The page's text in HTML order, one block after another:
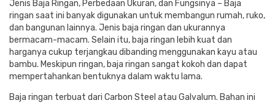
Jenis Baja Ringan, Perbedaan Ukuran, dan Fungsinya – Baja
ringan saat ini banyak digunakan untuk membangun rumah, ruko,
dan bangunan lainnya. Jenis baja ringan dan ukurannya
bermacam-macam. Selain itu, baja ringan lebih kuat dan
harganya cukup terjangkau dibanding menggunakan kayu atau
bambu. Meskipun ringan, baja ringan sangat kokoh dan dapat
mempertahankan bentuknya dalam waktu lama.
Baja ringan terbuat dari Carbon Steel atau Galvalum. Bahan ini